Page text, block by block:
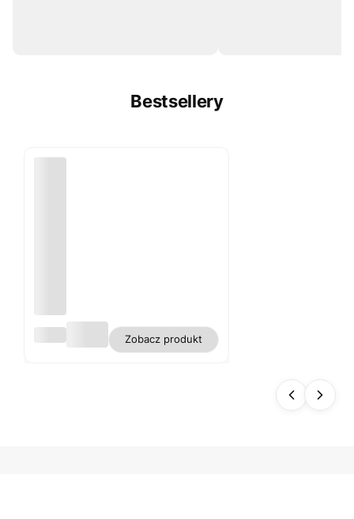
Bestsellery
Zobacz produkt